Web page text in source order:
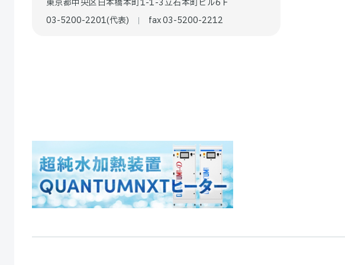
東京都中央区日本橋本町1-1-3立石本町ビル6Ｆ
03-5200-2201(代表)
fax 03-5200-2212